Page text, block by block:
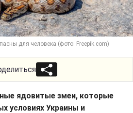
для человека (фото: Freepik.com)
ядовитые змеи, которые
условиях Украины и